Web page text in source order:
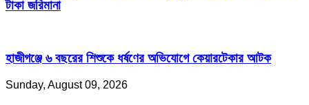
টাকা জরিমানা
হাজীগঞ্জে ৬ বছরের শিশুকে ধর্ষণের অভিযোগে কেয়ারটেকার আটক
Sunday, August 09, 2026